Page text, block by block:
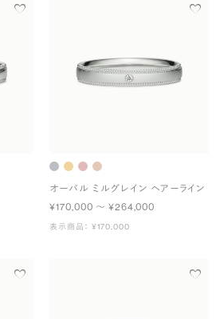
オーバル ミルグレイン ヘアーライン
¥170,000 〜 ¥264,000
表示商品： ¥170,000